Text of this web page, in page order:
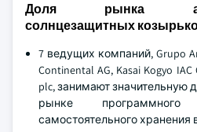
Доля рынка
солнцезащитных
7 ведущих компаний, Grupo
Continental AG, Kasai Kogyo
plc, занимают значительную
рынке
самостоятельного хранения